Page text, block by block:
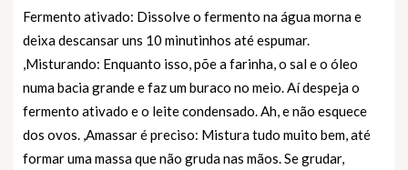
Fermento ativado: Dissolve o fermento na água morna e
deixa descansar uns 10 minutinhos até espumar.
,Misturando: Enquanto isso, põe a farinha, o sal e o óleo
numa bacia grande e faz um buraco no meio. Aí despeja o
fermento ativado e o leite condensado. Ah, e não esquece
dos ovos. ,Amassar é preciso: Mistura tudo muito bem, até
formar uma massa que não gruda nas mãos. Se grudar,